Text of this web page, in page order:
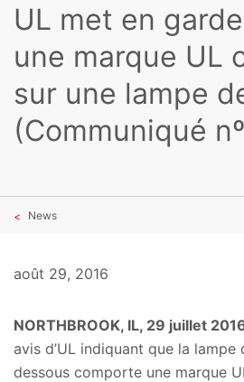
UL met en
une marque UL
sur une lampe
(Communiqué
News
août 29, 2016
NORTHBROOK, IL, 29 juillet
avis d’UL indiquant que la
dessous comporte une marque